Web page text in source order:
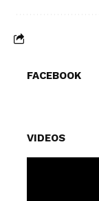
FACEBOOK
VIDEOS